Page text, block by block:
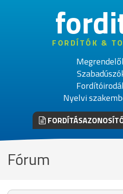
FORDÍTÓK &
Nyelvi
Fórum